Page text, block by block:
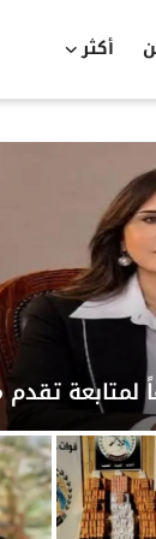
أكثر
لمتابعة